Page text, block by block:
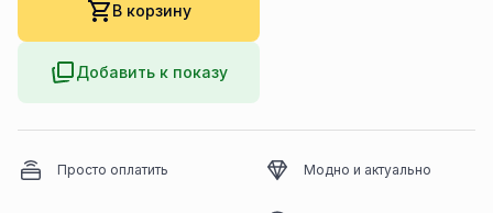
В корзину
Добавить к показу
Просто оплатить Модно и актуально